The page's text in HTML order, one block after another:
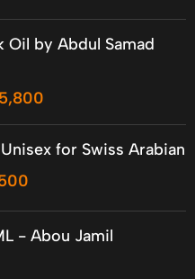
by Abdul Samad
5,800
for Swiss Arabian
- Abou Jamil